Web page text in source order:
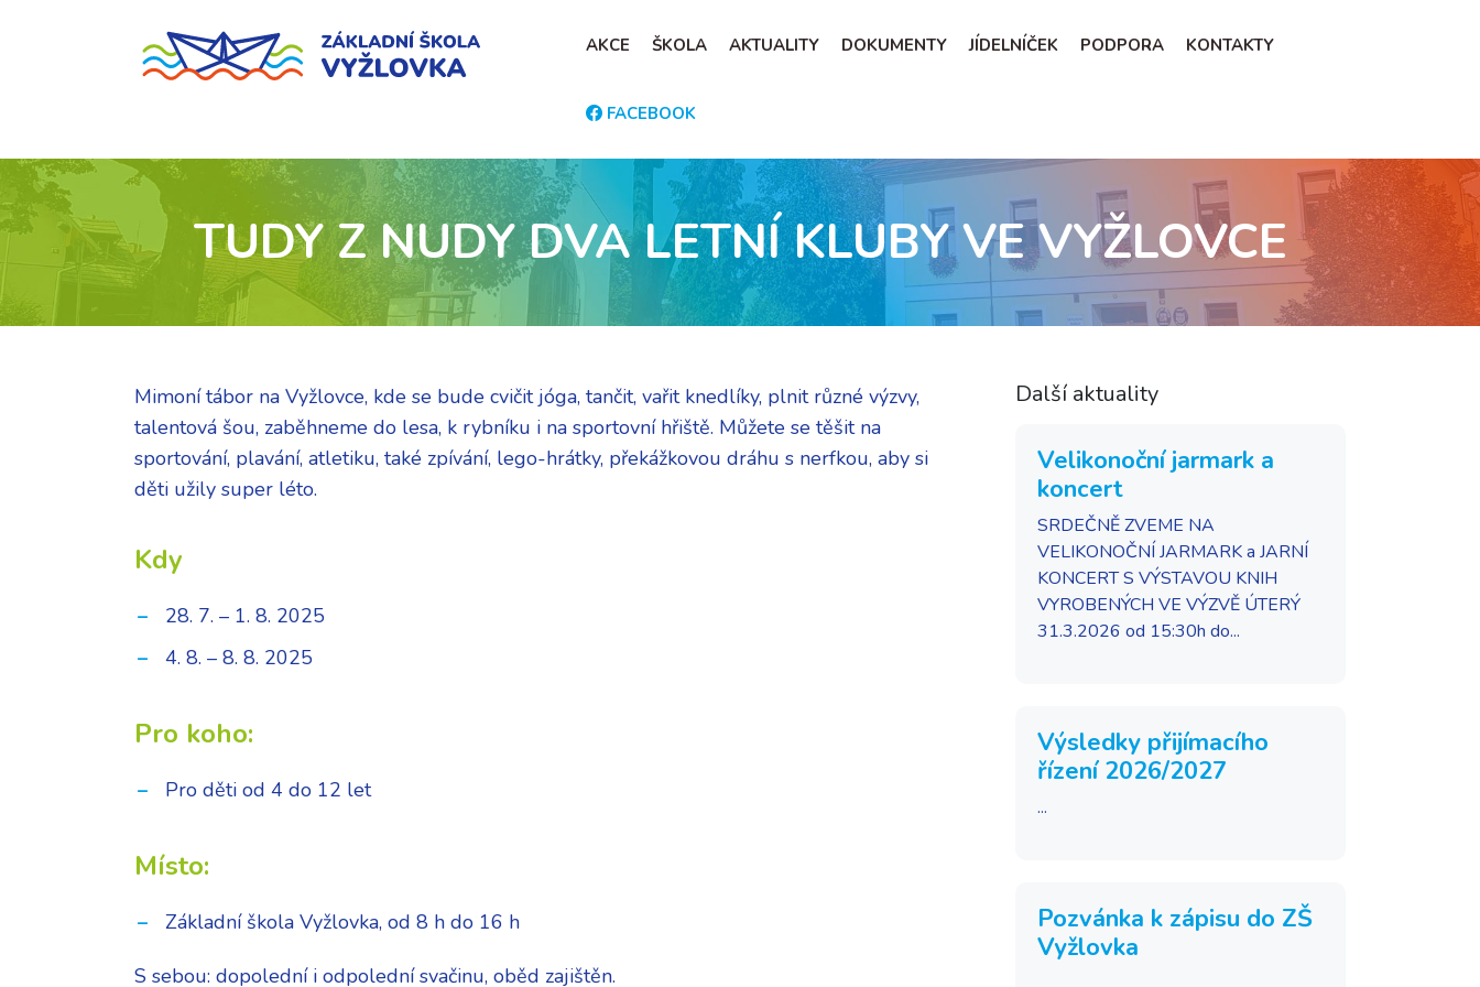
AKCE ŠKOLA AKTUALITY DOKUMENTY JÍDELNÍČEK PODPORA KONTAKTY
FACEBOOK
TUDY Z NUDY DVA LETNÍ KLUBY VE VYŽLOVCE
Mimoní tábor na Vyžlovce, kde se bude cvičit jóga, tančit, vařit knedlíky, plnit různé výzvy,
talentová šou, zaběhneme do lesa, k rybníku i na sportovní hřiště. Můžete se těšit na
sportování, plavání, atletiku, také zpívání, lego-hrátky, překážkovou dráhu s nerfkou, aby si
děti užily super léto.
Kdy
28. 7. – 1. 8. 2025
4. 8. – 8. 8. 2025
Pro koho:
Pro děti od 4 do 12 let
Místo:
Základní škola Vyžlovka, od 8 h do 16 h
S sebou: dopolední i odpolední svačinu, oběd zajištěn.
Další aktuality
Velikonoční jarmark a
koncert
SRDEČNĚ ZVEME NA
VELIKONOČNÍ JARMARK a JARNÍ
KONCERT S VÝSTAVOU KNIH
VYROBENÝCH VE VÝZVĚ ÚTERÝ
31.3.2026 od 15:30h do...
Výsledky přijímacího
řízení 2026/2027
...
Pozvánka k zápisu do ZŠ
Vyžlovka